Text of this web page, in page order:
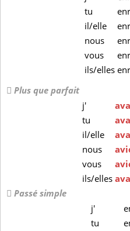
tu
il/elle
nous
vous
ils/elles
Plus que parfait
j'
tu
il/elle
nous
vous
ils/elles
Passé simple
j'
tu